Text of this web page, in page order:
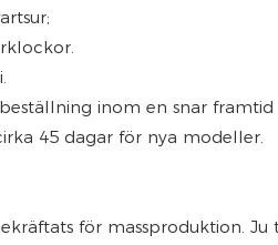
inom en snar framtid
45 dagar för nya modeller.
för massproduktion. Ju